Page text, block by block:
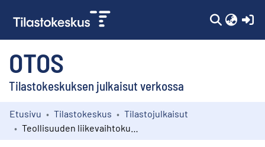
OTOS
Tilastokeskuksen julkaisut verkossa
Kokoelmat
Etusivu Tilastokeskus
Tilastojulkaisut